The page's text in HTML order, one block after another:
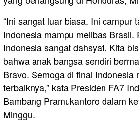
“Ini sangat luar biasa. Ini campur
Indonesia mampu melibas Brasil.
Indonesia sangat dahsyat. Kita
bahwa anak bangsa sendiri
Bravo. Semoga di final Indonesia
terbaiknya,” kata Presiden FA7
Bambang Pramukantoro dalam
Minggu.